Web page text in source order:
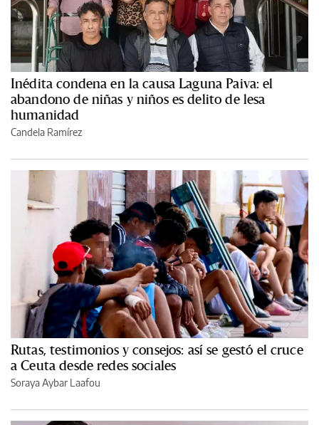
Inédita condena en la causa Laguna Paiva: el
abandono de niñas y niños es delito de lesa
humanidad
Candela Ramírez
Rutas, testimonios y consejos: así se gestó el cruce
a Ceuta desde redes sociales
Soraya Aybar Laafou